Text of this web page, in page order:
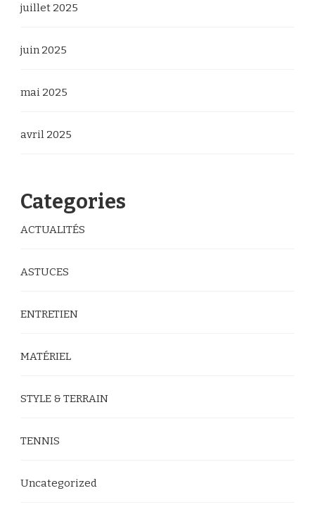
juillet 2025
juin 2025
mai 2025
avril 2025
Categories
ACTUALITÉS
ASTUCES
ENTRETIEN
MATÉRIEL
STYLE & TERRAIN
TENNIS
Uncategorized